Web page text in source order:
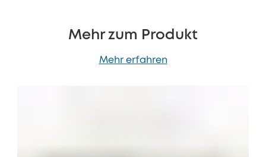
Mehr zum Produkt
Mehr erfahren